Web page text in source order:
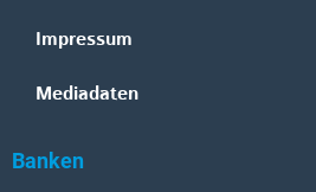
Impressum
Mediadaten
Banken